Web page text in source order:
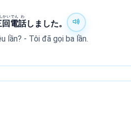
回
かい
電
でん
話
わ
しました。
lần? - Tôi đã gọi ba lần.